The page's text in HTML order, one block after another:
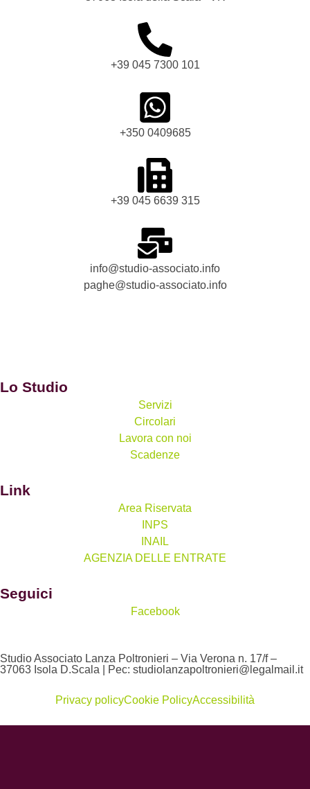
+39 045 7300 101
+350 0409685
+39 045 6639 315
info@studio-associato.info
paghe@studio-associato.info
Lo Studio
Servizi
Circolari
Lavora con noi
Scadenze
Link
Area Riservata
INPS
INAIL
AGENZIA DELLE ENTRATE
Seguici
Facebook
Studio Associato Lanza Poltronieri – Via Verona n. 17/f –
37063 Isola D.Scala | Pec: studiolanzapoltronieri@legalmail.it
Privacy policyCookie PolicyAccessibilità